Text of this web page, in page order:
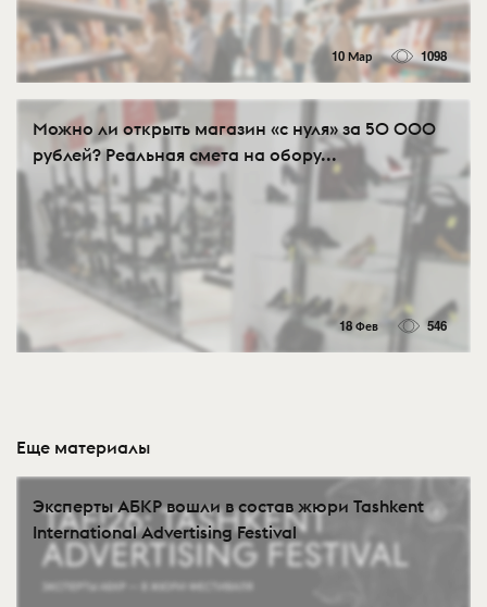
10 Мар 1098
Можно ли открыть магазин «с нуля» за 50 000
рублей? Реальная смета на обору...
18 Фев 546
Еще материалы
Эксперты АБКР вошли в состав жюри Tashkent
International Advertising Festival